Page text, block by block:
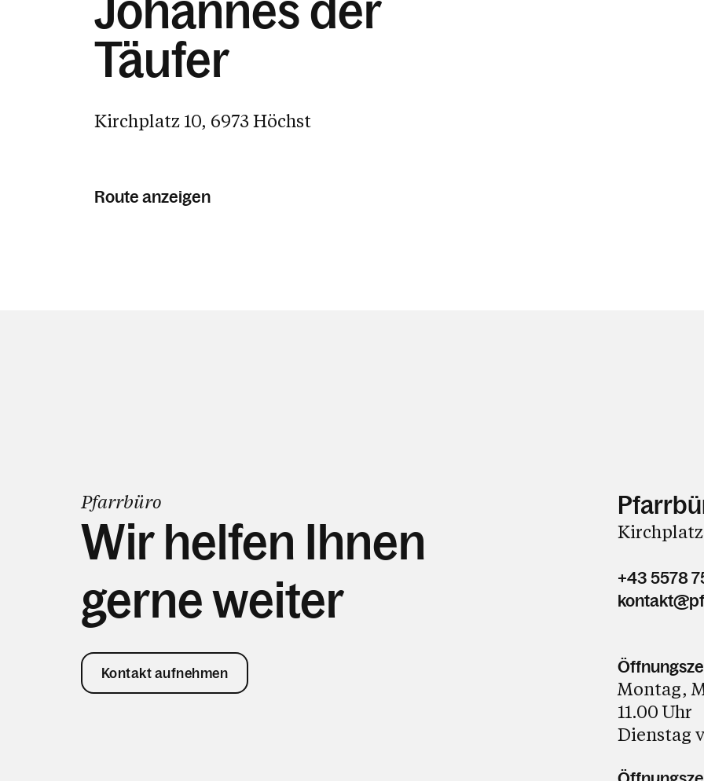
Johannes der
Täufer
Kirchplatz 10, 6973 Höchst
Route anzeigen
Pfarrbüro
Wir helfen Ihnen
gerne weiter
Kontakt aufnehmen
Kirchplatz
+43 5578
Montag,
11.00 Uhr
Dienstag